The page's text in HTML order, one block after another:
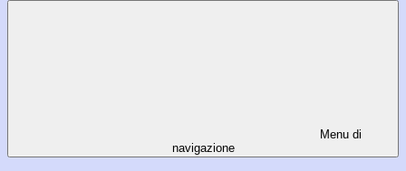
Menu di
navigazione